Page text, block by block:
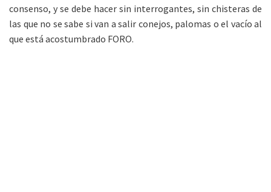
consenso, y se debe hacer sin interrogantes, sin chisteras de
las que no se sabe si van a salir conejos, palomas o el vacío al
que está acostumbrado FORO.